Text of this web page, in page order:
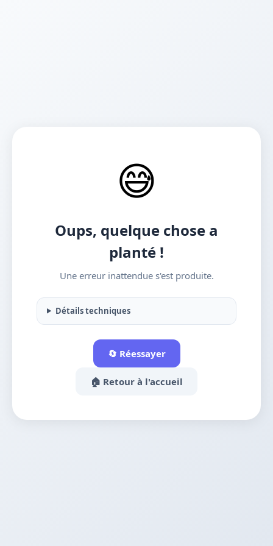
😅
Oups, quelque chose a
planté !
Une erreur inattendue s'est produite.
Détails techniques
🔄 Réessayer
🏠 Retour à l'accueil